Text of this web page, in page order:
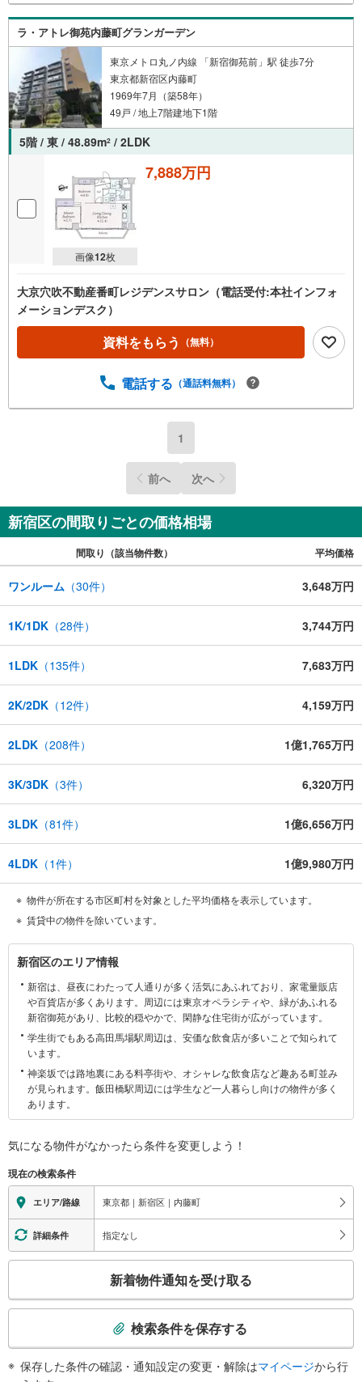
産を見た」とお伝え下さい。【資料をもらう】【室内・現
地を見学する】ボタンよりご予約いただくとご見学がスム
ーズにご案内できます。お客様のお住まいへの「希望」を
形にするべく全力でお手伝いさせていただきます。お会い
できる日を心待ちにしております。
ラ・アトレ御苑内藤町グランガーデン
東京メトロ丸ノ内線 「新宿御苑前」駅 徒歩7分
東京都新宿区内藤町
1969年7月（築58年）
49戸 / 地上7階建地下1階
5階 / 東 / 48.89m2 / 2LDK
画像12枚
7,888万円
大京穴吹不動産番町レジデンスサロン（電話受付:本社インフォ
メーションデスク）
資料をもらう （無料）
電話する （通話料無料）
1
前へ 次へ
新宿区の間取りごとの価格相場
間取り（該当物件数） 平均価格
ワンルーム （30件） 3,648万円
1K/1DK （28件） 3,744万円
1LDK （135件） 7,683万円
2K/2DK （12件） 4,159万円
2LDK （208件） 1億1,765万円
3K/3DK （3件） 6,320万円
3LDK （81件） 1億6,656万円
4LDK （1件） 1億9,980万円
物件が所在する市区町村を対象とした平均価格を表示しています。
賃貸中の物件を除いています。
新
宿
区
に
関
す
情
報
新宿区のエリア情報
新宿は、昼夜にわたって人通りが多く活気にあふれており、家電量販店
や百貨店が多くあります。周辺には東京オペラシティや、緑があふれる
新宿御苑があり、比較的穏やかで、閑静な住宅街が広がっています。
学生街でもある高田馬場駅周辺は、安価な飲食店が多いことで知られて
います。
神楽坂では路地裏にある料亭街や、オシャレな飲食店など趣ある町並み
が見られます。飯田橋駅周辺には学生など一人暮らし向けの物件が多く
あります。
気になる物件がなかったら条件を変更しよう！
現在の検索条件
エリア/路線 東京都｜新宿区｜内藤町
詳細条件 指定なし
検
新着物件通知を受け取る
検索条件を保存する
保存した条件の確認・通知設定の変更・解除はマイページから行